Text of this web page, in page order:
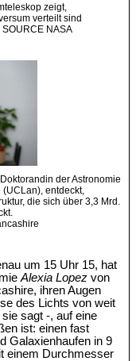
zeigt,
verteilt sind
NASA
der Astronomie
entdeckt,
die sich über 3,3 Mrd.
um 15 Uhr 15, hat
Alexia Lopez von
ihren Augen
des Lichts von weit
sagt -, auf eine
ist: einen fast
Galaxienhaufen in 9
einem Durchmesser